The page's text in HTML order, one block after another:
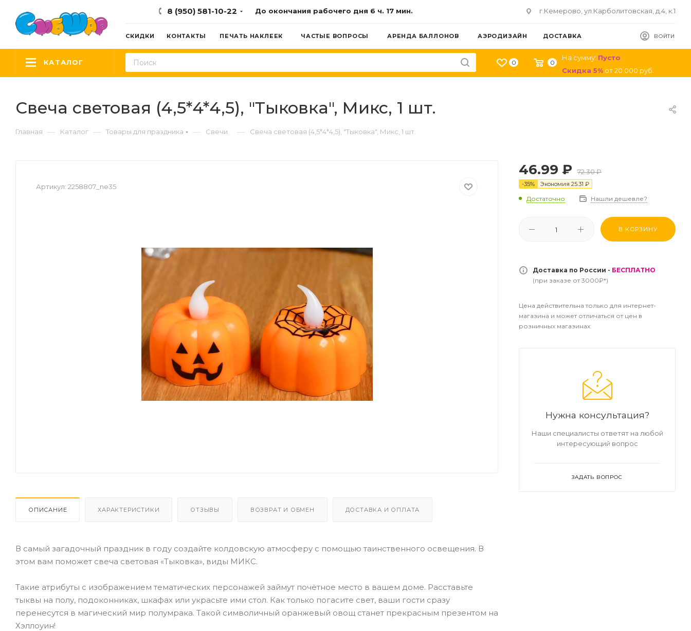
8 (950) 581-10-22 До окончания рабочего дня 6 ч. 17 мин. г.Кемерово, ул.Карболитовская, д.4, к.1
ВОЙТИ
СКИДКИ КОНТАКТЫ ПЕЧАТЬ НАКЛЕЕК ЧАСТЫЕ ВОПРОСЫ АРЕНДА БАЛЛОНОВ АЭРОДИЗАЙН ДОСТАВКА
0 0
На сумму: Пусто
Скидка 5% от20 000 руб.
КАТАЛОГ
Свеча световая (4,5*4*4,5), "Тыковка", Микс, 1 шт.
Главная — Каталог — Товары для праздника — Свечи — Свеча световая (4,5*4*4,5), "Тыковка", Микс, 1 шт.
Артикул: 2258807_ne35
ОПИСАНИЕ ХАРАКТЕРИСТИКИ ОТЗЫВЫ ВОЗВРАТ И ОБМЕН ДОСТАВКА И ОПЛАТА
В самый загадочный праздник в году создайте колдовскую атмосферу с помощью таинственного освещения. В
этом вам поможет свеча световая «Тыковка», виды МИКС.
Такие атрибуты с изображением тематических персонажей займут почётное место в вашем доме. Расставьте
тыквы на полу, подоконниках, шкафах или украсьте ими стол. Как только погасите свет, ваши гости сразу
перенесутся в магический мир полумрака. Такой символичный оранжевый овощ станет прекрасным презентом на
Хэллоуин!
46.99 ₽ 72.30₽
-35% Экономия 25.31 ₽
Достаточно Нашли дешевле?
В КОРЗИНУ
Доставка по России - БЕСПЛАТНО
(при заказе от 3000₽*)
Цена действительна только для интернет-
магазина и может отличаться от цен в
розничных магазинах
Нужна консультация?
Наши специалисты ответят на любой
интересующий вопрос
ЗАДАТЬ ВОПРОС